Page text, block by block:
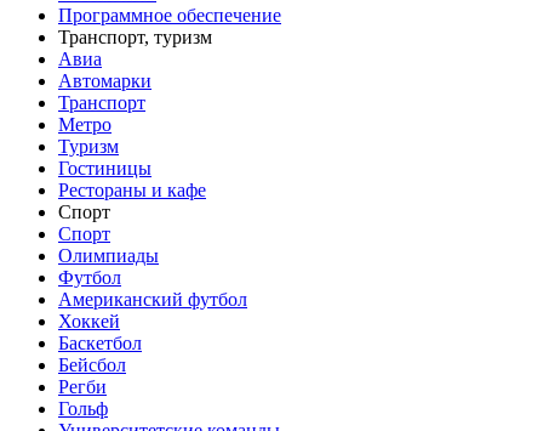
Программное обеспечение
Транспорт, туризм
Авиа
Автомарки
Транспорт
Метро
Туризм
Гостиницы
Рестораны и кафе
Спорт
Спорт
Олимпиады
Футбол
Американский футбол
Хоккей
Баскетбол
Бейсбол
Регби
Гольф